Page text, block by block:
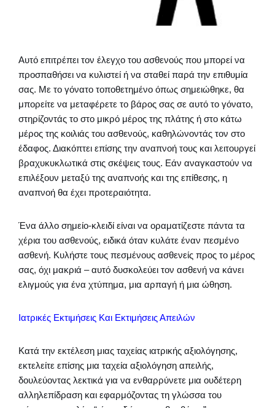
Αυτό επιτρέπει τον έλεγχο του ασθενούς που μπορεί να
προσπαθήσει να κυλιστεί ή να σταθεί παρά την επιθυμία
σας. Με το γόνατο τοποθετημένο όπως σημειώθηκε, θα
μπορείτε να μεταφέρετε το βάρος σας σε αυτό το γόνατο,
στηρίζοντάς το στο μικρό μέρος της πλάτης ή στο κάτω
μέρος της κοιλιάς του ασθενούς, καθηλώνοντάς τον στο
έδαφος. Διακόπτει επίσης την αναπνοή τους και λειτουργεί
βραχυκυκλωτικά στις σκέψεις τους. Εάν αναγκαστούν να
επιλέξουν μεταξύ της αναπνοής και της επίθεσης, η
αναπνοή θα έχει προτεραιότητα.
Ένα άλλο σημείο-κλειδί είναι να οραματίζεστε πάντα τα
χέρια του ασθενούς, ειδικά όταν κυλάτε έναν πεσμένο
ασθενή. Κυλήστε τους πεσμένους ασθενείς προς το μέρος
σας, όχι μακριά – αυτό δυσκολεύει τον ασθενή να κάνει
ελιγμούς για ένα χτύπημα, μια αρπαγή ή μια ώθηση.
Ιατρικές Εκτιμήσεις Και Εκτιμήσεις Απειλών
Κατά την εκτέλεση μιας ταχείας ιατρικής αξιολόγησης,
εκτελείτε επίσης μια ταχεία αξιολόγηση απειλής,
δουλεύοντας λεκτικά για να ενθαρρύνετε μια ουδέτερη
αλληλεπίδραση και εφαρμόζοντας τη γλώσσα του